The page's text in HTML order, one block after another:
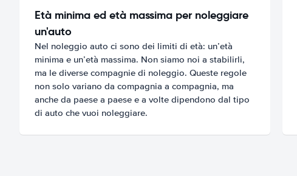
Età minima ed età massima per noleggiare
un'auto
Nel noleggio auto ci sono dei limiti di età: un’età
minima e un’età massima. Non siamo noi a stabilirli,
ma le diverse compagnie di noleggio. Queste regole
non solo variano da compagnia a compagnia, ma
anche da paese a paese e a volte dipendono dal tipo
di auto che vuoi noleggiare.